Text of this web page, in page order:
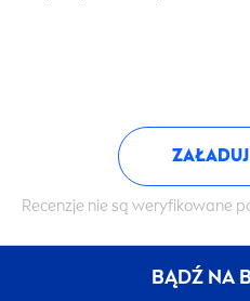
Recenzje nie są weryfikowane
BĄDŹ NA